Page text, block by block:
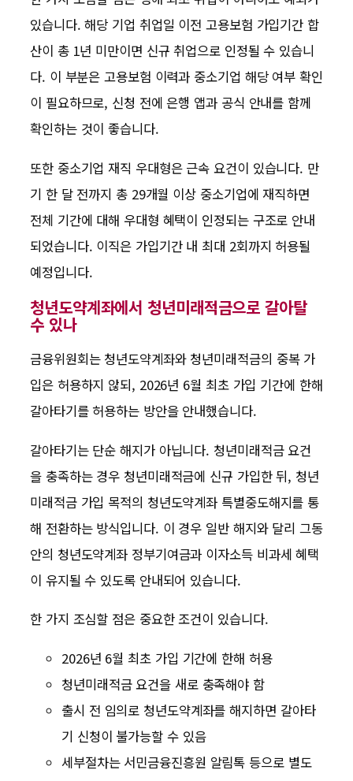
있습니다. 해당 기업 취업일 이전 고용보험 가입기간 합
산이 총 1년 미만이면 신규 취업으로 인정될 수 있습니
다. 이 부분은 고용보험 이력과 중소기업 해당 여부 확인
이 필요하므로, 신청 전에 은행 앱과 공식 안내를 함께
확인하는 것이 좋습니다.
또한 중소기업 재직 우대형은 근속 요건이 있습니다. 만
기 한 달 전까지 총 29개월 이상 중소기업에 재직하면
전체 기간에 대해 우대형 혜택이 인정되는 구조로 안내
되었습니다. 이직은 가입기간 내 최대 2회까지 허용될
예정입니다.
청년도약계좌에서 청년미래적금으로 갈아탈
수 있나
금융위원회는 청년도약계좌와 청년미래적금의 중복 가
입은 허용하지 않되, 2026년 6월 최초 가입 기간에 한해
갈아타기를 허용하는 방안을 안내했습니다.
갈아타기는 단순 해지가 아닙니다. 청년미래적금 요건
을 충족하는 경우 청년미래적금에 신규 가입한 뒤, 청년
미래적금 가입 목적의 청년도약계좌 특별중도해지를 통
해 전환하는 방식입니다. 이 경우 일반 해지와 달리 그동
안의 청년도약계좌 정부기여금과 이자소득 비과세 혜택
이 유지될 수 있도록 안내되어 있습니다.
한 가지 조심할 점은 중요한 조건이 있습니다.
2026년 6월 최초 가입 기간에 한해 허용
청년미래적금 요건을 새로 충족해야 함
출시 전 임의로 청년도약계좌를 해지하면 갈아타
기 신청이 불가능할 수 있음
세부절차는 서민금융진흥원 알림톡 등으로 별도